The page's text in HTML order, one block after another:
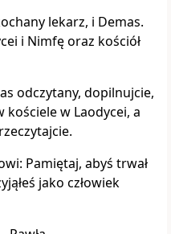
lekarz, i Demas.
i Nimfę oraz kościół
odczytany, dopilnujcie,
kościele w Laodycei, a
Pamiętaj, abyś trwał
jako człowiek